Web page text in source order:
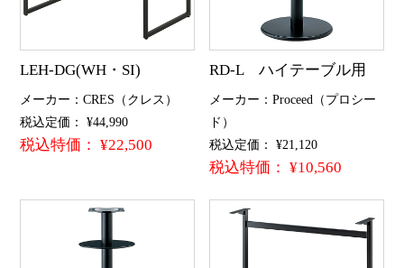
LEH-DG(WH・SI)
メーカー：CRES（クレス）
税込定価： ¥44,990
税込特価： ¥22,500
RD-L ハイテーブル用
メーカー：Proceed（プロシー
ド）
税込定価： ¥21,120
税込特価： ¥10,560